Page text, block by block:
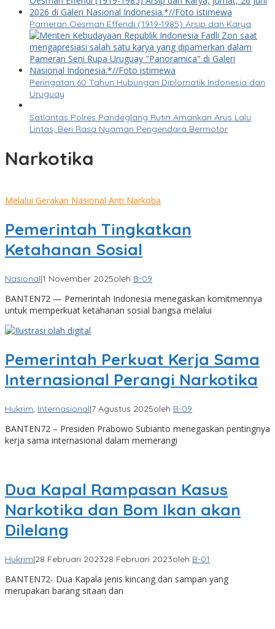
Pameran Oesman Effendi (1919-1985) Arsip dan Karya
Peringatan 60 Tahun Hubungan Diplomatik Indonesia dan
Uruguay
Satlantas Polres Pandeglang Rutin Amankan Arus Lalu
Lintas, Beri Rasa Nyaman Pengendara Bermotor
Narkotika
Melalui Gerakan Nasional Anti Narkoba
Pemerintah Tingkatkan
Ketahanan Sosial
Nasional|1 November 2025oleh B-09
BANTEN72 — Pemerintah Indonesia menegaskan komitmennya
untuk memperkuat ketahanan sosial bangsa melalui
Pemerintah Perkuat Kerja Sama
Internasional Perangi Narkotika
Hukrim, Internasional|7 Agustus 2025oleh B-09
BANTEN72 – Presiden Prabowo Subianto menegaskan pentingnya
kerja sama internasional dalam memerangi
Dua Kapal Rampasan Kasus
Narkotika dan Bom Ikan akan
Dilelang
Hukrim|28 Februari 202328 Februari 2023oleh B-01
BANTEN72- Dua Kapala jenis kincang dan sampan yang
merupakan barang sitaan dan